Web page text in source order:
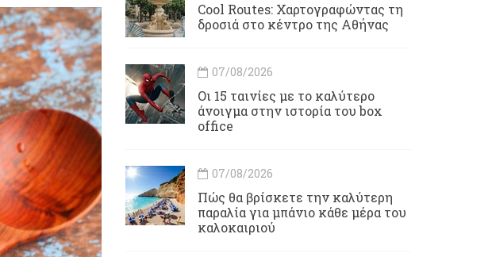
Cool Routes: Χαρτογραφώντας τη
δροσιά στο κέντρο της Αθήνας
07/08/2026
Οι 15 ταινίες με το καλύτερο
άνοιγμα στην ιστορία του box
office
07/08/2026
Πώς θα βρίσκετε την καλύτερη
παραλία για μπάνιο κάθε μέρα του
καλοκαιριού